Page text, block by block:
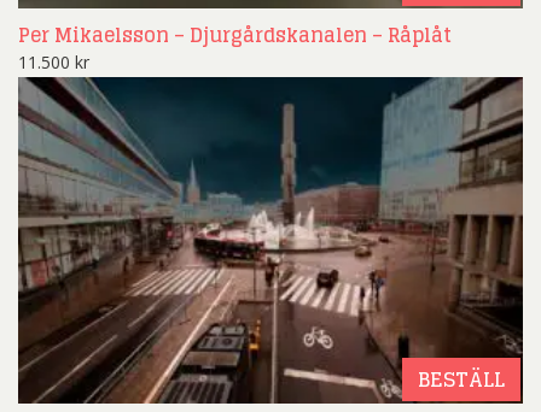
Per Mikaelsson – Djurgårdskanalen – Råplåt
11.500 kr
BESTÄLL